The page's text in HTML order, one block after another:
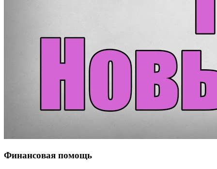
Финансовая помощь